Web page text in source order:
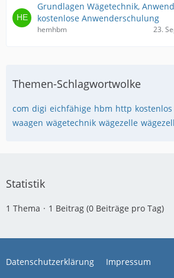
Grundlagen Wägetechnik,
kostenlose Anwenderschulung
hemhbm 23.
Themen-Schlagwortwolke
com digi eichfähige hbm http kostenlos
waagen wägetechnik wägezelle
Statistik
1 Thema 1 Beitrag (0 Beiträge pro Tag)
Datenschutzerklärung Impressum